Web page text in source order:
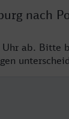
nach
ab. Bitte